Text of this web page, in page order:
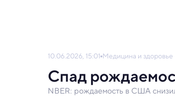
10.06.2026, 15:01 Медицина и здоровье
Спад
NBER: рождаемость в США